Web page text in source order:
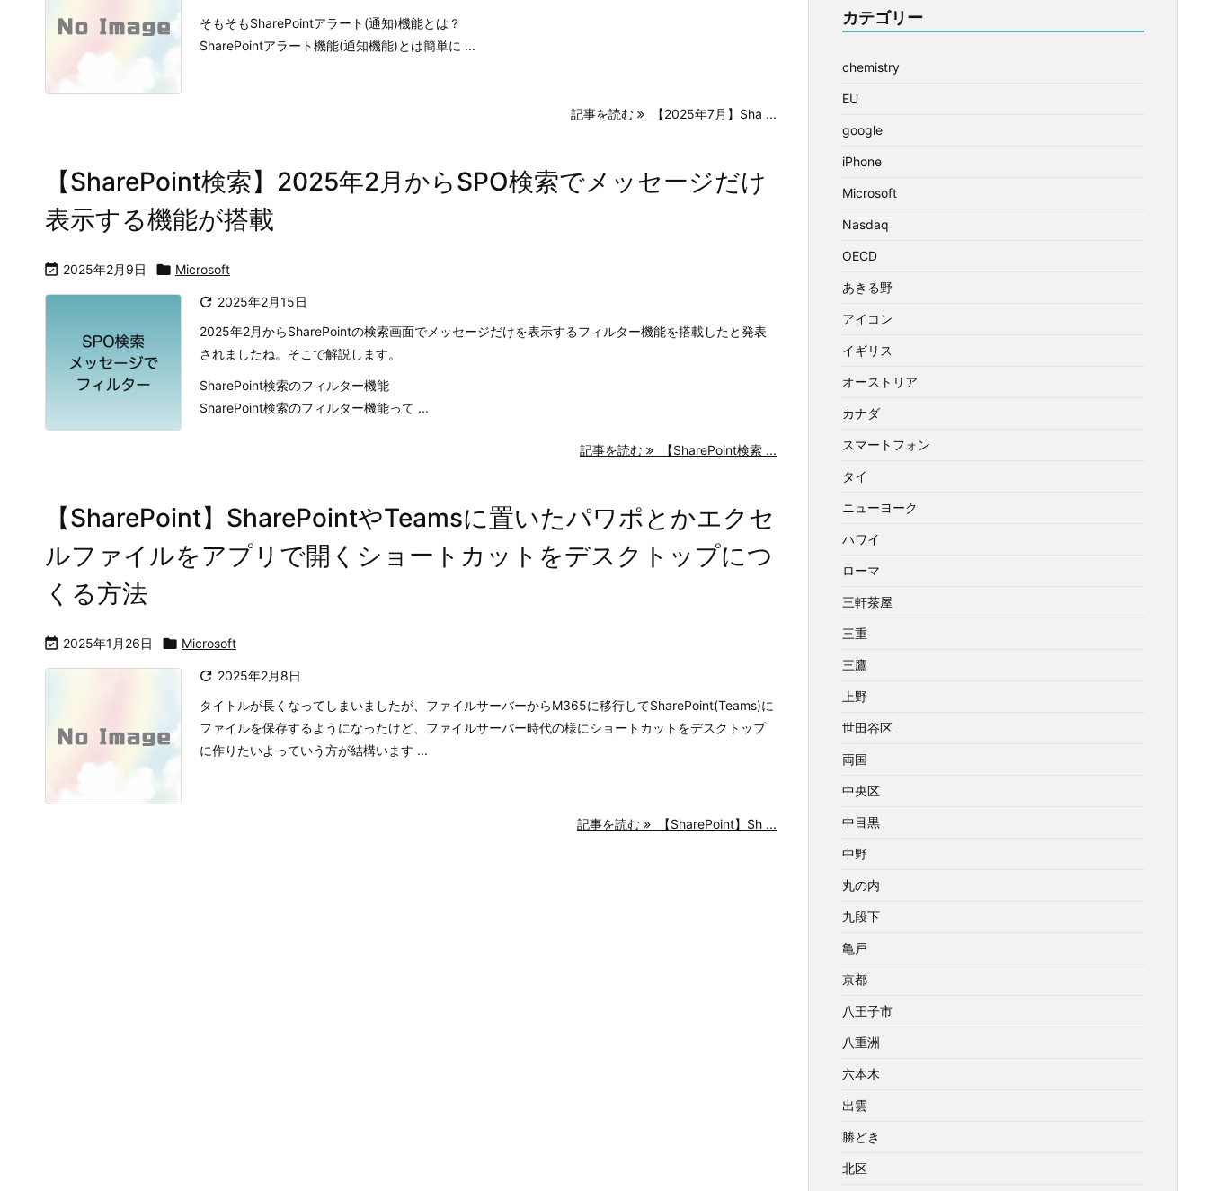
そもそもSharePointアラート(通知)機能とは？
SharePointアラート機能(通知機能)とは簡単に ...
記事を読む 【2025年7月】Sha ...
【SharePoint検索】2025年2月からSPO検索でメッセージだけ
表示する機能が搭載
 2025年2月9日  Microsoft
 2025年2月15日
2025年2月からSharePointの検索画面でメッセージだけを表示するフィルター機能を搭載したと発表
されましたね。そこで解説します。
SharePoint検索のフィルター機能
SharePoint検索のフィルター機能って ...
記事を読む 【SharePoint検索 ...
【SharePoint】SharePointやTeamsに置いたパワポとかエクセ
ルファイルをアプリで開くショートカットをデスクトップにつ
くる方法
 2025年1月26日  Microsoft
 2025年2月8日
タイトルが長くなってしまいましたが、ファイルサーバーからM365に移行してSharePoint(Teams)に
ファイルを保存するようになったけど、ファイルサーバー時代の様にショートカットをデスクトップ
に作りたいよっていう方が結構います ...
記事を読む 【SharePoint】Sh ...
カテゴリー
chemistry
EU
google
iPhone
Microsoft
Nasdaq
OECD
あきる野
アイコン
イギリス
オーストリア
カナダ
スマートフォン
タイ
ニューヨーク
ハワイ
ローマ
三軒茶屋
三重
三鷹
上野
世田谷区
両国
中央区
中目黒
中野
丸の内
九段下
亀戸
京都
八王子市
八重洲
六本木
出雲
勝どき
北区